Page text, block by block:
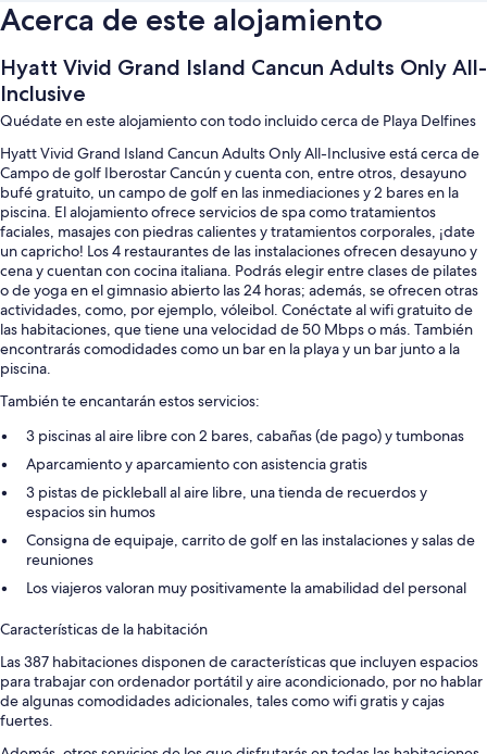
Acerca de este alojamiento
Hyatt Vivid Grand Island Cancun Adults Only All-
Inclusive
Quédate en este alojamiento con todo incluido cerca de Playa Delfines
Hyatt Vivid Grand Island Cancun Adults Only All-Inclusive está cerca de
Campo de golf Iberostar Cancún y cuenta con, entre otros, desayuno
bufé gratuito, un campo de golf en las inmediaciones y 2 bares en la
piscina. El alojamiento ofrece servicios de spa como tratamientos
faciales, masajes con piedras calientes y tratamientos corporales, ¡date
un capricho! Los 4 restaurantes de las instalaciones ofrecen desayuno y
cena y cuentan con cocina italiana. Podrás elegir entre clases de pilates
o de yoga en el gimnasio abierto las 24 horas; además, se ofrecen otras
actividades, como, por ejemplo, vóleibol. Conéctate al wifi gratuito de
las habitaciones, que tiene una velocidad de 50 Mbps o más. También
encontrarás comodidades como un bar en la playa y un bar junto a la
piscina.
También te encantarán estos servicios:
3 piscinas al aire libre con 2 bares, cabañas (de pago) y tumbonas
Aparcamiento y aparcamiento con asistencia gratis
3 pistas de pickleball al aire libre, una tienda de recuerdos y
espacios sin humos
Consigna de equipaje, carrito de golf en las instalaciones y salas de
reuniones
Los viajeros valoran muy positivamente la amabilidad del personal
Características de la habitación
Las 387 habitaciones disponen de características que incluyen espacios
para trabajar con ordenador portátil y aire acondicionado, por no hablar
de algunas comodidades adicionales, tales como wifi gratis y cajas
fuertes.